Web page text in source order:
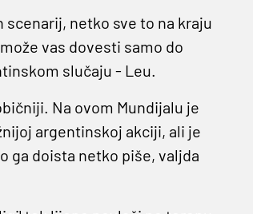
netko sve to na kraju
vas dovesti samo do
slučaju - Leu.
Na ovom Mundijalu je
argentinskoj akciji, ali je
ga doista netko piše, valjda